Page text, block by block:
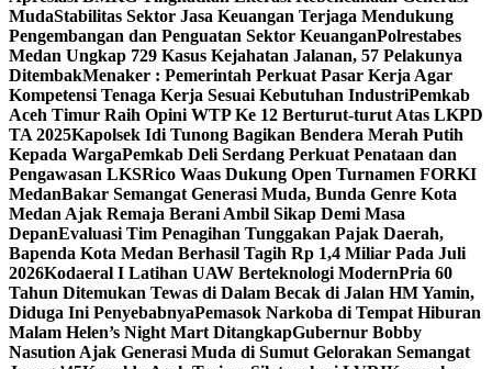
MudaStabilitas Sektor Jasa Keuangan Terjaga Mendukung
Pengembangan dan Penguatan Sektor KeuanganPolrestabes
Medan Ungkap 729 Kasus Kejahatan Jalanan, 57 Pelakunya
DitembakMenaker : Pemerintah Perkuat Pasar Kerja Agar
Kompetensi Tenaga Kerja Sesuai Kebutuhan IndustriPemkab
Aceh Timur Raih Opini WTP Ke 12 Berturut-turut Atas LKPD
TA 2025Kapolsek Idi Tunong Bagikan Bendera Merah Putih
Kepada WargaPemkab Deli Serdang Perkuat Penataan dan
Pengawasan LKSRico Waas Dukung Open Turnamen FORKI
MedanBakar Semangat Generasi Muda, Bunda Genre Kota
Medan Ajak Remaja Berani Ambil Sikap Demi Masa
DepanEvaluasi Tim Penagihan Tunggakan Pajak Daerah,
Bapenda Kota Medan Berhasil Tagih Rp 1,4 Miliar Pada Juli
2026Kodaeral I Latihan UAW Berteknologi ModernPria 60
Tahun Ditemukan Tewas di Dalam Becak di Jalan HM Yamin,
Diduga Ini PenyebabnyaPemasok Narkoba di Tempat Hiburan
Malam Helen’s Night Mart DitangkapGubernur Bobby
Nasution Ajak Generasi Muda di Sumut Gelorakan Semangat